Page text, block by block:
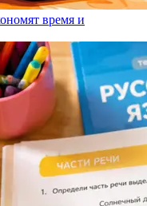
время и